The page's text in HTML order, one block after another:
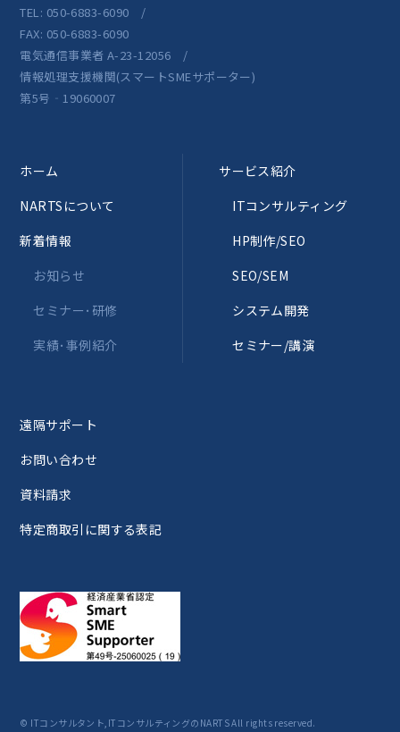
TEL: 050-6883-6090 /
FAX: 050-6883-6090
電気通信事業者 A-23-12056 /
情報処理支援機関(スマートSMEサポーター)
第5号‐19060007
ホーム
NARTSについて
新着情報
お知らせ
セミナー･研修
実績･事例紹介
サービス紹介
ITコンサルティング
HP制作/SEO
SEO/SEM
システム開発
セミナー/講演
遠隔サポート
お問い合わせ
資料請求
特定商取引に関する表記
© ITコンサルタント,ITコンサルティングのNARTS All rights reserved.